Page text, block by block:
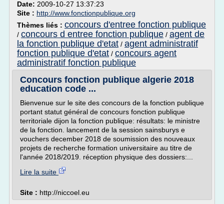
Date: 2009-10-27 13:37:23
Site : http://www.fonctionpublique.org
Thèmes liés : concours d'entree fonction publique
/ concours d entree fonction publique / agent de
la fonction publique d'etat / agent administratif
fonction publique d'etat / concours agent
administratif fonction publique
Concours fonction publique algerie 2018
education code ...
Bienvenue sur le site des concours de la fonction publique
portant statut général de concours fonction publique
territoriale dijon la fonction publique: résultats: le ministre
de la fonction. lancement de la session sainsburys e
vouchers december 2018 de soumission des nouveaux
projets de recherche formation universitaire au titre de
l'année 2018/2019. réception physique des dossiers:...
Lire la suite
Site : http://niccoel.eu